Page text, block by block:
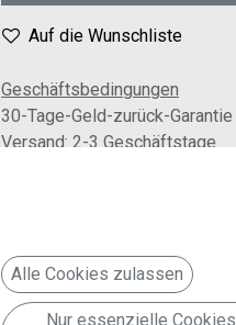
Auf die Wunschliste
Geschäftsbedingungen
30-Tage-Geld-zurück-Garantie
Versand: 2-3 Geschäftstage
Alle Cookies zulassen
Nur essenzielle Cookies